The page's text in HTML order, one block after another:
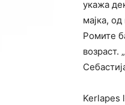
укажа
мајка,
Ромите
возраст.
Kerlapes